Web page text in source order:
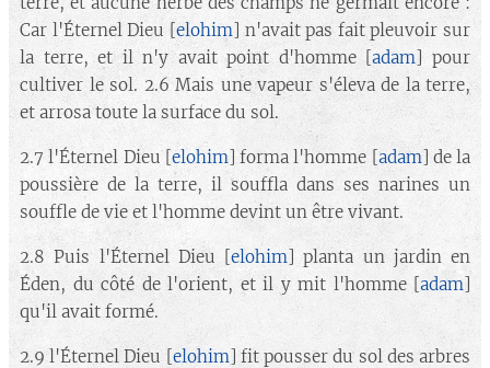
Car l'Éternel Dieu [elohim] n'avait pas fait pleuvoir sur
la terre, et il n'y avait point d'homme [adam] pour
cultiver le sol. 2.6 Mais une vapeur s'éleva de la terre,
et arrosa toute la surface du sol.
2.7 l'Éternel Dieu [elohim] forma l'homme [adam] de la
poussière de la terre, il souffla dans ses narines un
souffle de vie et l'homme devint un être vivant.
2.8 Puis l'Éternel Dieu [elohim] planta un jardin en
Éden, du côté de l'orient, et il y mit l'homme [adam]
qu'il avait formé.
2.9 l'Éternel Dieu [elohim] fit pousser du sol des arbres